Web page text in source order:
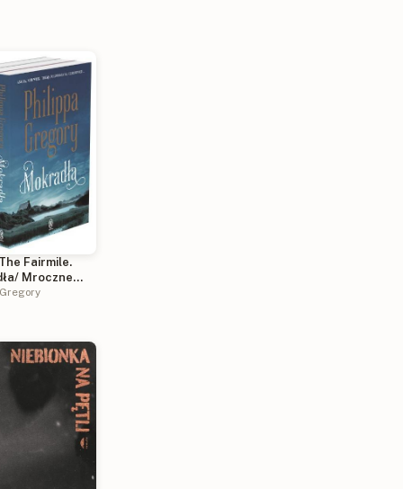
Fairmile.
Mroczne
Świtu